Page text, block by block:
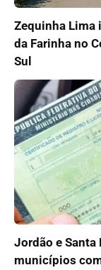
Zequinha Lima
da Farinha no
Sul
Jordão e Santa
municípios